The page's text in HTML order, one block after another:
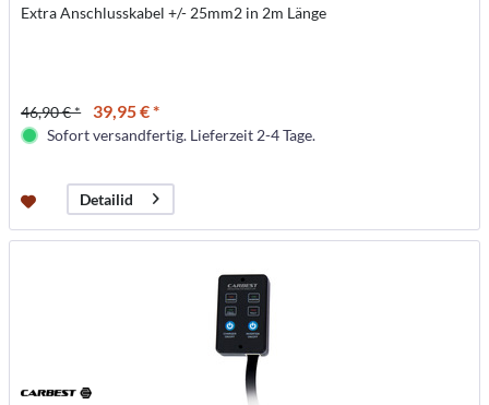
Extra Anschlusskabel +/- 25mm2 in 2m Länge
46,90 € * 39,95 € *
Sofort versandfertig. Lieferzeit 2-4 Tage.
Detailid